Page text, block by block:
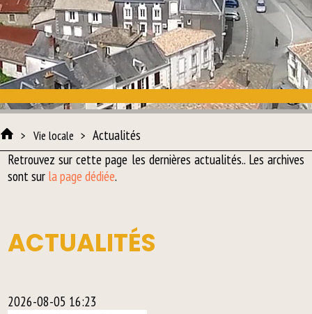
Vie locale
Actualités
Retrouvez sur cette page les dernières actualités.. Les archives
sont sur la page dédiée.
ACTUALITÉS
2026-08-05 16:23